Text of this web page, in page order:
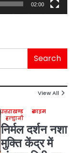
02:00
Search
View All
उत्तराखण्ड
क्राइम
हल्द्वानी
निर्मल दर्शन नशा
मुक्ति केंद्र में